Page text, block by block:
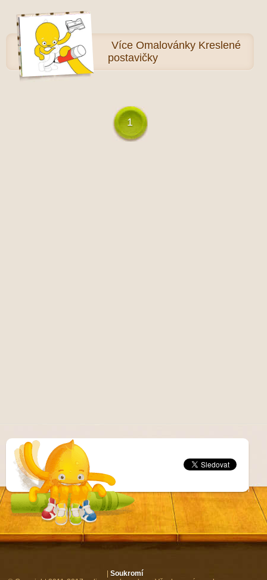
VíceOmalovánky Kreslené
postavičky
1
Soukromí